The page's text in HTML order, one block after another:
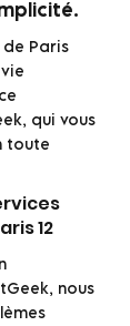
de Paris
qui vous
toute
12
nous